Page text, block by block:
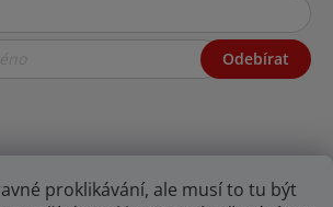
proklikávání, ale musí to tu být
Odebírat